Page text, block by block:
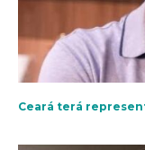
Ceará terá